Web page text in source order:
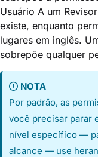
Usuário A um
existe, enquanto
lugares em inglês.
sobrepõe qualquer
NOTA
Por padrão, as
você precisar parar
nível específico —
alcance — use